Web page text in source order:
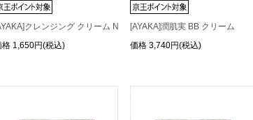
クレンジング クリーム N
格 1,650円(税込)
[AYAKA]潤肌実 BB クリーム
価格 3,740円(税込)